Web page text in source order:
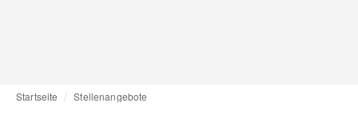
Startseite Stellenangebote